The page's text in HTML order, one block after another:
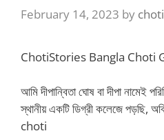
February 14, 2023 by
ChotiStories Bangla Choti
আমি দীপান্বিতা ঘোষ বা দীপা নামেই
স্থানীয় একটি ডিগ্রী কলেজে পড়ছি,
choti